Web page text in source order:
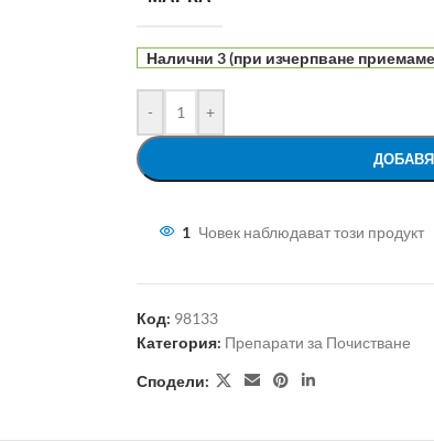
Налични 3 (при изчерпване
- +
1 Човек наблюдават този продукт
Код: 98133
Категория: Препарати за Почистване
Сподели: